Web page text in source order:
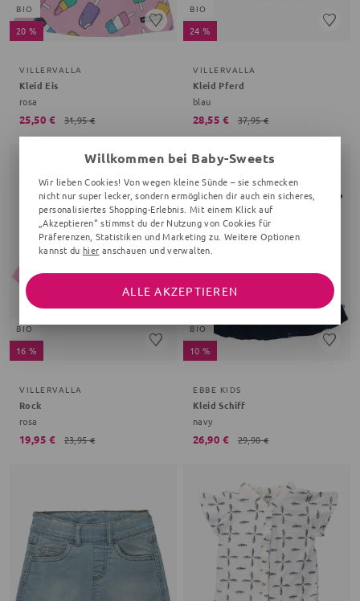
BIO
20 %
VILLERVALLA
Kleid Eis
rosa
25,50 € 31,95 €
BIO
24 %
VILLERVALLA
Kleid Pferd
blau
28,55 € 37,95 €
BIO
16 %
VILLERVALLA
Rock
rosa
19,95 € 23,95 €
BIO
10 %
EBBE KIDS
Kleid Schiff
navy
26,90 € 29,90 €
Willkommen bei Baby-Sweets
Wir lieben Cookies! Von wegen kleine Sünde – sie schmecken
nicht nur super lecker, sondern ermöglichen dir auch ein sicheres,
personalisiertes Shopping-Erlebnis. Mit einem Klick auf
„Akzeptieren“ stimmst du der Nutzung von Cookies für
Präferenzen, Statistiken und Marketing zu. Weitere Optionen
kannst du hier anschauen und verwalten.
ALLE AKZEPTIEREN